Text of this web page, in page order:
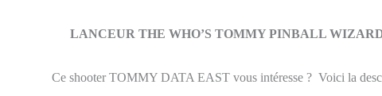
LANCEUR THE WHO’S TOMMY PINBALL
Ce shooter TOMMY DATA EAST vous intéresse ? Voici la